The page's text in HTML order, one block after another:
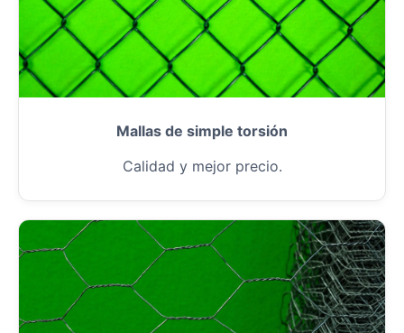
Mallas de simple torsión
Calidad y mejor precio.